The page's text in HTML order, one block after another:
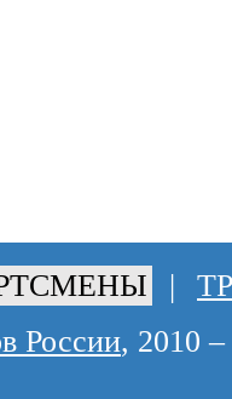
|
России, 2010